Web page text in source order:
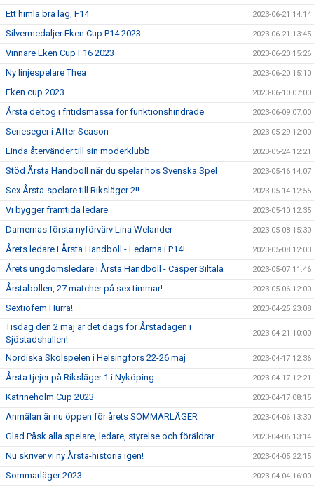
Ett himla bra lag, F14 2023-06-21 14:14
Silvermedaljer Eken Cup P14 2023 2023-06-21 13:45
Vinnare Eken Cup F16 2023 2023-06-20 15:26
Ny linjespelare Thea 2023-06-20 15:10
Eken cup 2023 2023-06-10 07:00
Årsta deltog i fritidsmässa för funktionshindrade 2023-06-09 07:00
Serieseger i After Season 2023-05-29 12:00
Linda återvänder till sin moderklubb 2023-05-24 12:21
Stöd Årsta Handboll när du spelar hos Svenska Spel 2023-05-16 14:07
Sex Årsta-spelare till Riksläger 2!! 2023-05-14 12:55
Vi bygger framtida ledare 2023-05-10 12:35
Damernas första nyförvärv Lina Welander 2023-05-08 15:30
Årets ledare i Årsta Handboll - Ledarna i P14! 2023-05-08 12:03
Årets ungdomsledare i Årsta Handboll - Casper Siltala 2023-05-07 11:46
Årstabollen, 27 matcher på sex timmar! 2023-05-06 12:00
Sextiofem Hurra! 2023-04-25 23:08
Tisdag den 2 maj är det dags för Årstadagen i
Sjöstadshallen!
2023-04-21 10:00
Nordiska Skolspelen i Helsingfors 22-26 maj 2023-04-17 12:36
Årsta tjejer på Riksläger 1 i Nyköping 2023-04-17 12:21
Katrineholm Cup 2023 2023-04-17 08:15
Anmälan är nu öppen för årets SOMMARLÄGER 2023-04-06 13:30
Glad Påsk alla spelare, ledare, styrelse och föräldrar 2023-04-06 13:14
Nu skriver vi ny Årsta-historia igen! 2023-04-05 22:15
Sommarläger 2023 2023-04-04 16:00